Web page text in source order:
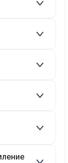
35–50%.